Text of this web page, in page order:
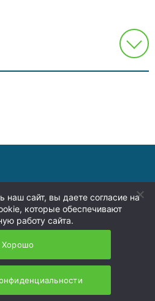
8 (4236) 73-00-74
692941, Россия,
Приморский край, г.
Находка, территория ТОР
«Находка»
наш сайт, вы даете согласие на
которые обеспечивают
работу сайта.
Хорошо